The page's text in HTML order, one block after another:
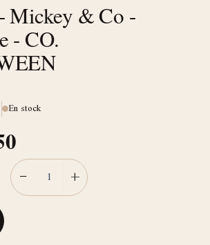
Mickey & Co -
- CO.
En stock
− +